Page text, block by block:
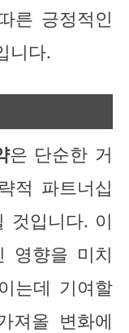
른 긍정적인
니다.
은 단순한 거
적 파트너십
것입니다. 이
영향을 미치
는데 기여할
져올 변화에